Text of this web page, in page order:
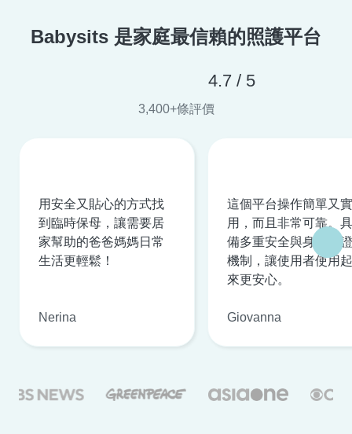
Babysits 是家庭最信賴的照護平台
4.7 / 5
3,400+條評價
用安全又貼心的方式找
到臨時保母，讓需要居
家幫助的爸爸媽媽日常
生活更輕鬆！
Nerina
這個平台操作簡單又實
用，而且非常可靠。具
備多重安全與身分驗證
機制，讓使用者使用起
來更安心。
Giovanna